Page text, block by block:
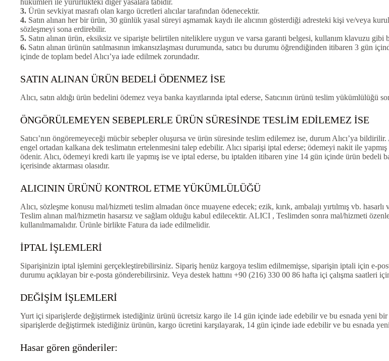
hükümleri ile yürürlükteki diğer yasalara tabidir.
3. Ürün sevkiyat masrafı olan kargo ücretleri alıcılar tarafından ödenecektir.
4. Satın alınan her bir ürün, 30 günlük yasal süreyi aşmamak kaydı ile alıcının gösterdiği adresteki kişi ve/veya
sözleşmeyi sona erdirebilir.
5. Satın alınan ürün, eksiksiz ve siparişte belirtilen niteliklere uygun ve varsa garanti belgesi, kullanım klavuzu gibi
6. Satın alınan ürünün satılmasının imkansızlaşması durumunda, satıcı bu durumu öğrendiğinden itibaren 3 gün
içinde de toplam bedel Alıcı’ya iade edilmek zorundadır.
SATIN ALINAN ÜRÜN BEDELİ ÖDENMEZ İSE
Alıcı, satın aldığı ürün bedelini ödemez veya banka kayıtlarında iptal ederse, Satıcının ürünü teslim yükümlülüğü
ÖNGÖRÜLEMEYEN SEBEPLERLE ÜRÜN SÜRESİNDE TESLİM EDİLEMEZ İSE
Satıcı’nın öngöremeyeceği mücbir sebepler oluşursa ve ürün süresinde teslim edilemez ise, durum Alıcı’ya
engel ortadan kalkana dek teslimatın ertelenmesini talep edebilir. Alıcı siparişi iptal ederse; ödemeyi nakit ile
ödenir. Alıcı, ödemeyi kredi kartı ile yapmış ise ve iptal ederse, bu iptalden itibaren yine 14 gün içinde ürün bedeli
içerisinde aktarması olasıdır.
ALICININ ÜRÜNÜ KONTROL ETME YÜKÜMLÜLÜĞÜ
Alıcı, sözleşme konusu mal/hizmeti teslim almadan önce muayene edecek; ezik, kırık, ambalajı yırtılmış vb.
Teslim alınan mal/hizmetin hasarsız ve sağlam olduğu kabul edilecektir. ALICI , Teslimden sonra mal/hizmeti
kullanılmamalıdır. Ürünle birlikte Fatura da iade edilmelidir.
İPTAL İŞLEMLERİ
Siparişinizin iptal işlemini gerçekleştirebilirsiniz. Sipariş henüz kargoya teslim edilmemişse, siparişin iptali için e-
durumu açıklayan bir e-posta gönderebilirsiniz. Veya destek hattını +90 (216) 330 00 86 hafta içi çalışma saatleri
DEĞİŞİM İŞLEMLERİ
Yurt içi siparişlerde değiştirmek istediğiniz ürünü ücretsiz kargo ile 14 gün içinde iade edebilir ve bu esnada yeni
siparişlerde değiştirmek istediğiniz ürünün, kargo ücretini karşılayarak, 14 gün içinde iade edebilir ve bu esnada
Hasar gören gönderiler: